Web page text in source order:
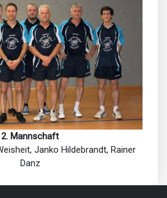
2. Mannschaft
Janko Hildebrandt, Rainer
Danz